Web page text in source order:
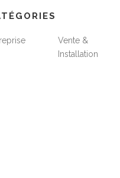
Vente &
Installation